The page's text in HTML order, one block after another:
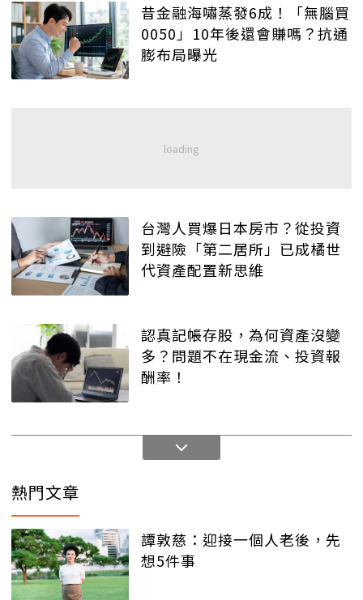
昔金融海嘯蒸發6成！「無腦買
0050」10年後還會賺嗎？抗通
膨布局曝光
台灣人買爆日本房市？從投資
到避險「第二居所」已成橘世
代資產配置新思維
認真記帳存股，為何資產沒變
多？問題不在現金流、投資報
酬率！
熱門文章
譚敦慈：迎接一個人老後，先
想5件事